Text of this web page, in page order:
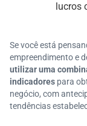
lucros
Se você está
empreendimento e
utilizar uma
indicadores para
negócio, com
tendências